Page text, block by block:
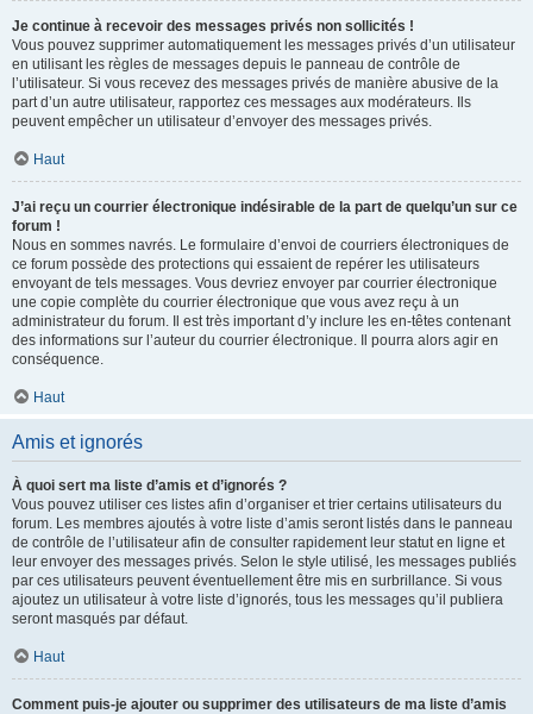
Je continue à recevoir des messages privés non sollicités !
Vous pouvez supprimer automatiquement les messages privés d’un utilisateur
en utilisant les règles de messages depuis le panneau de contrôle de
l’utilisateur. Si vous recevez des messages privés de manière abusive de la
part d’un autre utilisateur, rapportez ces messages aux modérateurs. Ils
peuvent empêcher un utilisateur d’envoyer des messages privés.
Haut
J’ai reçu un courrier électronique indésirable de la part de quelqu’un sur ce
forum !
Nous en sommes navrés. Le formulaire d’envoi de courriers électroniques de
ce forum possède des protections qui essaient de repérer les utilisateurs
envoyant de tels messages. Vous devriez envoyer par courrier électronique
une copie complète du courrier électronique que vous avez reçu à un
administrateur du forum. Il est très important d’y inclure les en-têtes contenant
des informations sur l’auteur du courrier électronique. Il pourra alors agir en
conséquence.
Haut
Amis et ignorés
À quoi sert ma liste d’amis et d’ignorés ?
Vous pouvez utiliser ces listes afin d’organiser et trier certains utilisateurs du
forum. Les membres ajoutés à votre liste d’amis seront listés dans le panneau
de contrôle de l’utilisateur afin de consulter rapidement leur statut en ligne et
leur envoyer des messages privés. Selon le style utilisé, les messages publiés
par ces utilisateurs peuvent éventuellement être mis en surbrillance. Si vous
ajoutez un utilisateur à votre liste d’ignorés, tous les messages qu’il publiera
seront masqués par défaut.
Haut
Comment puis-je ajouter ou supprimer des utilisateurs de ma liste d’amis